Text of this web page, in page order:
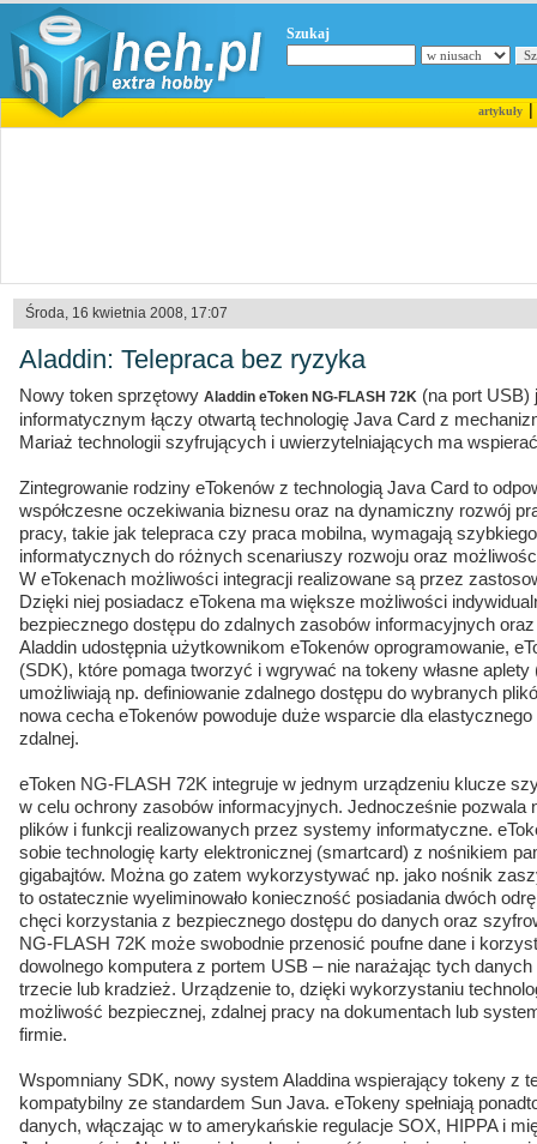
Szukaj
artykuły|
Środa, 16 kwietnia 2008, 17:07
Aladdin: Telepraca bez ryzyka
Nowy token sprzętowy Aladdin eToken NG-FLASH 72K (na port USB)
informatycznym łączy otwartą technologię Java Card z
Mariaż technologii szyfrujących i uwierzytelniających ma
Zintegrowanie rodziny eTokenów z technologią Java Card to
współczesne oczekiwania biznesu oraz na dynamiczny rozwój
pracy, takie jak telepraca czy praca mobilna, wymagają
informatycznych do różnych scenariuszy rozwoju oraz
W eTokenach możliwości integracji realizowane są przez
Dzięki niej posiadacz eTokena ma większe możliwości
bezpiecznego dostępu do zdalnych zasobów informacyjnych
Aladdin udostępnia użytkownikom eTokenów oprogramowanie,
(SDK), które pomaga tworzyć i wgrywać na tokeny własne
umożliwiają np. definiowanie zdalnego dostępu do wybranych
nowa cecha eTokenów powoduje duże wsparcie dla
zdalnej.
eToken NG-FLASH 72K integruje w jednym urządzeniu klucze
w celu ochrony zasobów informacyjnych. Jednocześnie pozwala
plików i funkcji realizowanych przez systemy informatyczne.
sobie technologię karty elektronicznej (smartcard) z nośnikiem
gigabajtów. Można go zatem wykorzystywać np. jako nośnik
to ostatecznie wyeliminowało konieczność posiadania dwóch
chęci korzystania z bezpiecznego dostępu do danych oraz
NG-FLASH 72K może swobodnie przenosić poufne dane i
dowolnego komputera z portem USB – nie narażając tych
trzecie lub kradzież. Urządzenie to, dzięki wykorzystaniu
możliwość bezpiecznej, zdalnej pracy na dokumentach lub
firmie.
Wspomniany SDK, nowy system Aladdina wspierający tokeny z
kompatybilny ze standardem Sun Java. eTokeny spełniają
danych, włączając w to amerykańskie regulacje SOX, HIPPA i